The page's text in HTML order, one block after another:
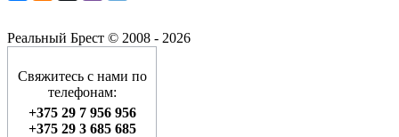
Реальный Брест © 2008 - 2026
Свяжитесь с нами по
телефонам:
+375 29 7 956 956
+375 29 3 685 685